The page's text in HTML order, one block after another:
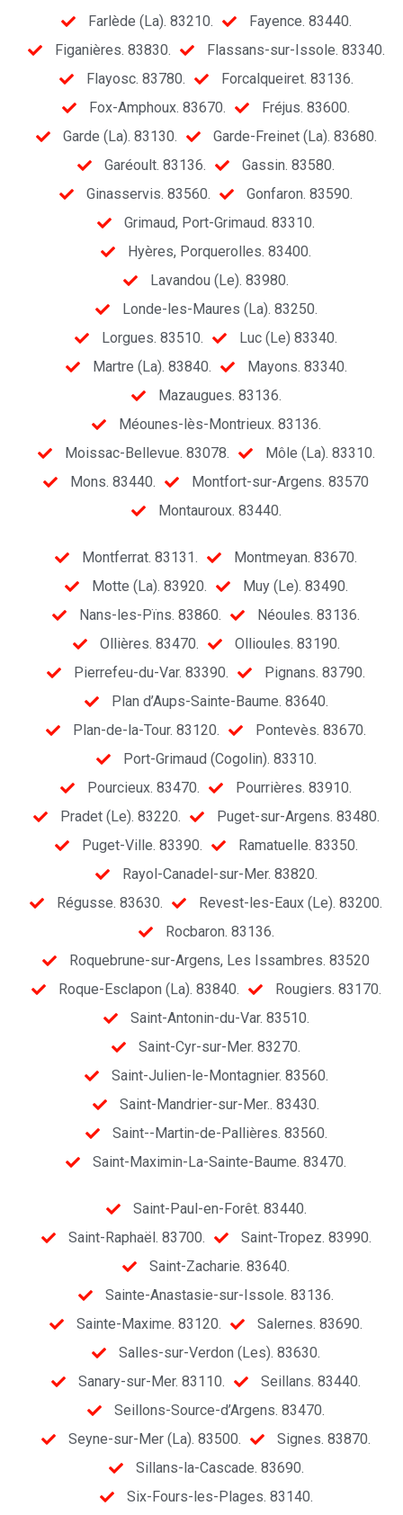
Farlède (La). 83210.
Fayence. 83440.
Figanières. 83830.
Flassans-sur-Issole. 83340.
Flayosc. 83780.
Forcalqueiret. 83136.
Fox-Amphoux. 83670.
Fréjus. 83600.
Garde (La). 83130.
Garde-Freinet (La). 83680.
Garéoult. 83136.
Gassin. 83580.
Ginasservis. 83560.
Gonfaron. 83590.
Grimaud, Port-Grimaud. 83310.
Hyères, Porquerolles. 83400.
Lavandou (Le). 83980.
Londe-les-Maures (La). 83250.
Lorgues. 83510.
Luc (Le) 83340.
Martre (La). 83840.
Mayons. 83340.
Mazaugues. 83136.
Méounes-lès-Montrieux. 83136.
Moissac-Bellevue. 83078.
Môle (La). 83310.
Mons. 83440.
Montfort-sur-Argens. 83570
Montauroux. 83440.
Montferrat. 83131.
Montmeyan. 83670.
Motte (La). 83920.
Muy (Le). 83490.
Nans-les-Pïns. 83860.
Néoules. 83136.
Ollières. 83470.
Ollioules. 83190.
Pierrefeu-du-Var. 83390.
Pignans. 83790.
Plan d’Aups-Sainte-Baume. 83640.
Plan-de-la-Tour. 83120.
Pontevès. 83670.
Port-Grimaud (Cogolin). 83310.
Pourcieux. 83470.
Pourrières. 83910.
Pradet (Le). 83220.
Puget-sur-Argens. 83480.
Puget-Ville. 83390.
Ramatuelle. 83350.
Rayol-Canadel-sur-Mer. 83820.
Régusse. 83630.
Revest-les-Eaux (Le). 83200.
Rocbaron. 83136.
Roquebrune-sur-Argens, Les Issambres. 83520
Roque-Esclapon (La). 83840.
Rougiers. 83170.
Saint-Antonin-du-Var. 83510.
Saint-Cyr-sur-Mer. 83270.
Saint-Julien-le-Montagnier. 83560.
Saint-Mandrier-sur-Mer.. 83430.
Saint--Martin-de-Pallières. 83560.
Saint-Maximin-La-Sainte-Baume. 83470.
Saint-Paul-en-Forêt. 83440.
Saint-Raphaël. 83700.
Saint-Tropez. 83990.
Saint-Zacharie. 83640.
Sainte-Anastasie-sur-Issole. 83136.
Sainte-Maxime. 83120.
Salernes. 83690.
Salles-sur-Verdon (Les). 83630.
Sanary-sur-Mer. 83110.
Seillans. 83440.
Seillons-Source-d’Argens. 83470.
Seyne-sur-Mer (La). 83500.
Signes. 83870.
Sillans-la-Cascade. 83690.
Six-Fours-les-Plages. 83140.